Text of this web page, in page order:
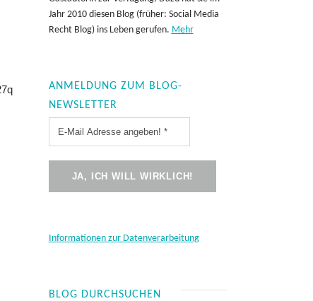
Jahr 2010 diesen Blog (früher: Social Media
Recht Blog) ins Leben gerufen. Mehr
ANMELDUNG ZUM BLOG-
NEWSLETTER
Informationen zur Datenverarbeitung
BLOG DURCHSUCHEN